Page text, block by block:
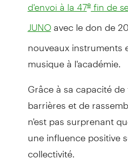
d'envoi à la 47efin de
JUNOavec le don de
nouveaux instruments
musique à l'académie.
Grâce à sa capacité
barrières et de
n'est pas surprenant
une influence positive
collectivité.